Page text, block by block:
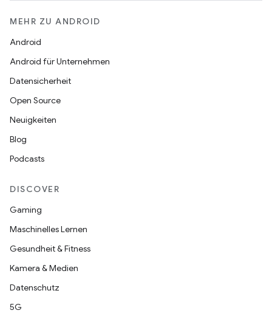
MEHR ZU ANDROID
Android
Android für Unternehmen
Datensicherheit
Open Source
Neuigkeiten
Blog
Podcasts
DISCOVER
Gaming
Maschinelles Lernen
Gesundheit & Fitness
Kamera & Medien
Datenschutz
5G